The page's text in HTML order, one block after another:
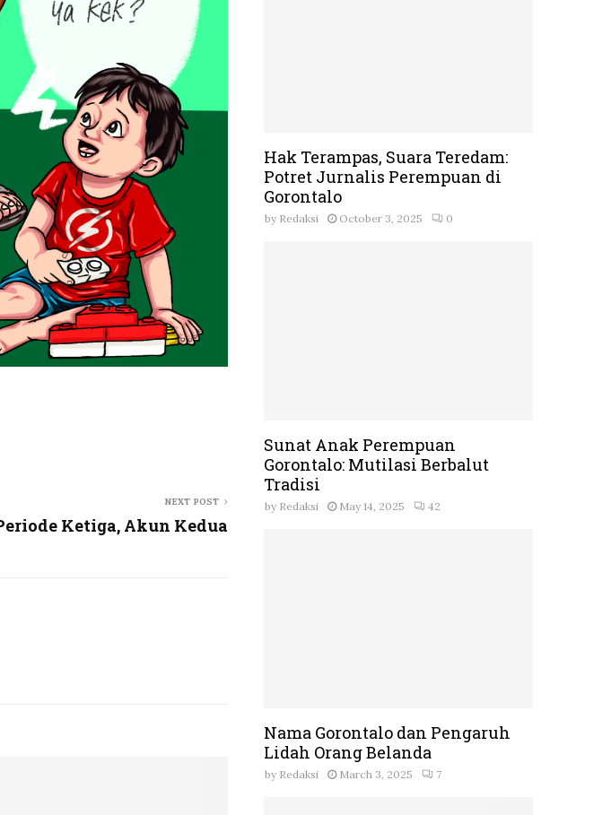
NEXT POST
Ketiga, Akun Kedua
Hak Terampas, Suara Teredam:
Potret Jurnalis Perempuan di
Gorontalo
by Redaksi October 3, 2025 0
Sunat Anak Perempuan
Gorontalo: Mutilasi Berbalut
Tradisi
by Redaksi May 14, 2025 42
Nama Gorontalo dan Pengaruh
Lidah Orang Belanda
by Redaksi March 3, 2025 7